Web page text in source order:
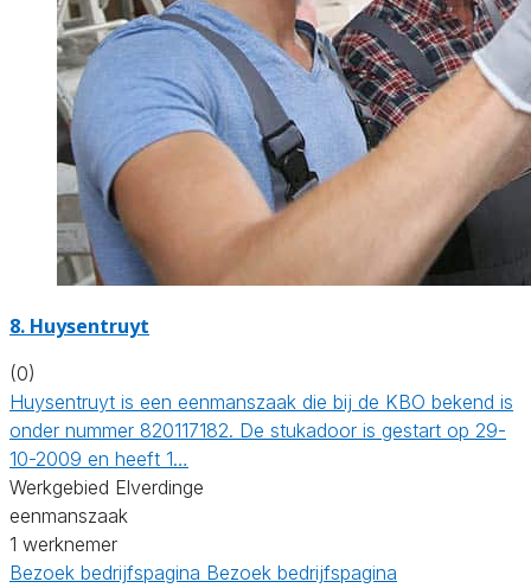
8. Huysentruyt
(0)
Huysentruyt is een eenmanszaak die bij de KBO bekend is
onder nummer 820117182. De stukadoor is gestart op 29-
10-2009 en heeft 1…
Werkgebied Elverdinge
eenmanszaak
1 werknemer
Bezoek bedrijfspagina Bezoek bedrijfspagina